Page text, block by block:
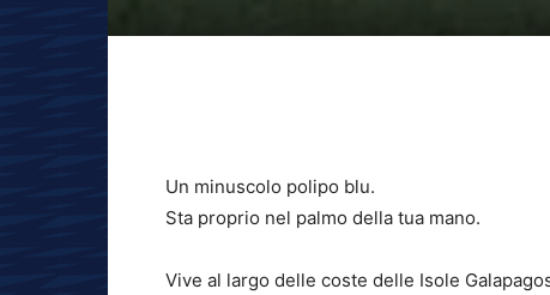
Un minuscolo polipo blu.
Sta proprio nel palmo della tua mano.
Vive al largo delle coste delle Isole